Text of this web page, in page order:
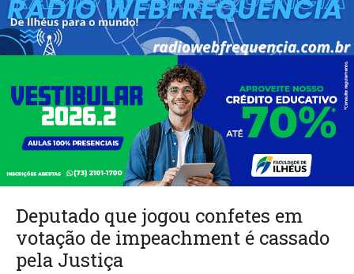
Deputado que jogou confetes em
votação de impeachment é cassado
pela Justiça